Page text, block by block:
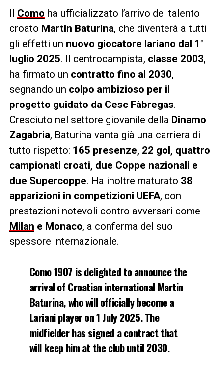
Il Como ha ufficializzato l’arrivo del talento
croato Martin Baturina, che diventerà a tutti
gli effetti un nuovo giocatore lariano dal 1°
luglio 2025. Il centrocampista, classe 2003,
ha firmato un contratto fino al 2030,
segnando un colpo ambizioso per il
progetto guidato da Cesc Fàbregas.
Cresciuto nel settore giovanile della Dinamo
Zagabria, Baturina vanta già una carriera di
tutto rispetto: 165 presenze, 22 gol, quattro
campionati croati, due Coppe nazionali e
due Supercoppe. Ha inoltre maturato 38
apparizioni in competizioni UEFA, con
prestazioni notevoli contro avversari come
Milan e Monaco, a conferma del suo
spessore internazionale.
Como 1907 is delighted to announce the
arrival of Croatian international Martin
Baturina, who will officially become a
Lariani player on 1 July 2025. The
midfielder has signed a contract that
will keep him at the club until 2030.